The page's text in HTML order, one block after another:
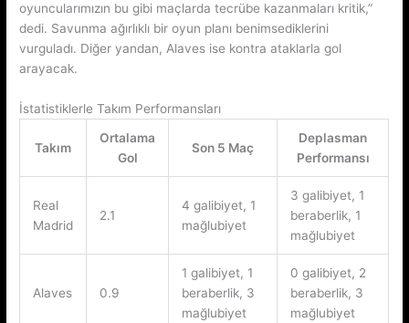
oyuncularımızın bu gibi maçlarda tecrübe kazanmaları kritik,”
dedi. Savunma ağırlıklı bir oyun planı benimsediklerini
vurguladı. Diğer yandan, Alaves ise kontra ataklarla gol
arayacak.
İstatistiklerle Takım Performansları
Takım
Ortalama
Gol
Son 5 Maç
Deplasman
Performansı
Real
Madrid
2.1
4 galibiyet, 1
mağlubiyet
3 galibiyet, 1
beraberlik, 1
mağlubiyet
Alaves 0.9
1 galibiyet, 1
beraberlik, 3
mağlubiyet
0 galibiyet, 2
beraberlik, 3
mağlubiyet